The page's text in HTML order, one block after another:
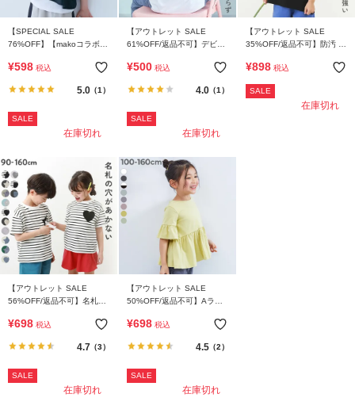
【SPECIAL SALE
76%OFF】【makoコラボ】
ット
¥598 税込
5.0（1）
SALE
在庫切れ
【アウトレット SALE
61%OFF/返品不可】デビラ
ト プリント半袖Tシャツ
¥500 税込
4.0（1）
SALE
在庫切れ
【アウトレット SALE
35%OFF/返品不可】防汚 半
¥898 税込
SALE
在庫切れ
【アウトレット SALE
56%OFF/返品不可】名札穴
¥698 税込
4.7（3）
SALE
在庫切れ
【アウトレット SALE
50%OFF/返品不可】Aライ
¥698 税込
4.5（2）
SALE
在庫切れ